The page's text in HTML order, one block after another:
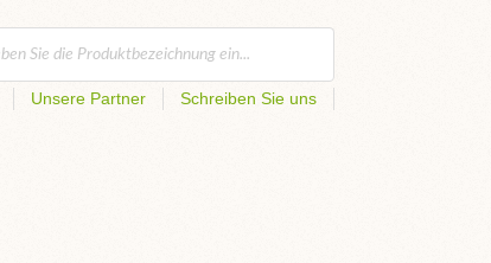
Unsere Partner Schreiben Sie uns